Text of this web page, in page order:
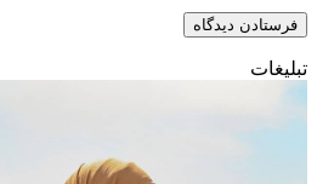
تبلیغات